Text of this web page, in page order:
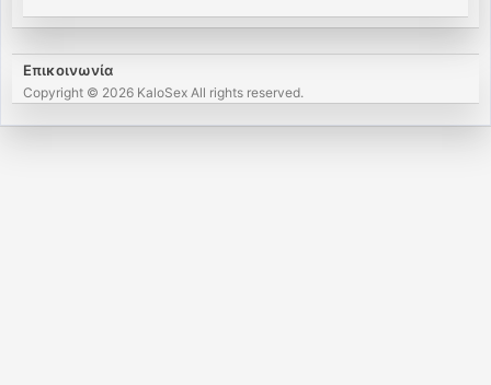
Επικοινωνία
Copyright © 2026 KaloSex All rights reserved.